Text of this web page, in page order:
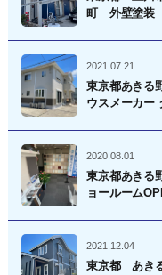
町 外壁塗装
2021.07.21
東京都あきる
ウスメーカー
2020.08.01
東京都あきる
ョールーム
2021.12.04
東京都 あき